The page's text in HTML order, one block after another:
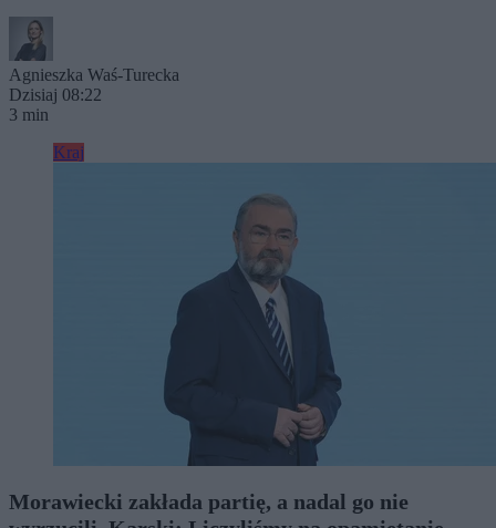
Agnieszka Waś-Turecka
Dzisiaj 08:22
3 min
Kraj
Morawiecki zakłada partię, a nadal go nie